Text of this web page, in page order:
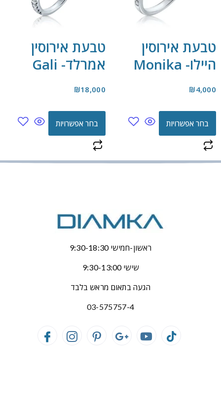
טבעת אירוסין
היילו- Monika
₪4,000
בחר אפשרויות
טבעת אירוסין
אמרלד- Gali
₪18,000
בחר אפשרויות
ראשון-חמישי 9:30-18:30
שישי 9:30-13:00
הגעה בתאום מראש בלבד
03-575757-4